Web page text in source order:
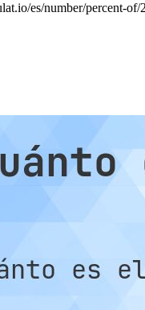
es/number/percent-